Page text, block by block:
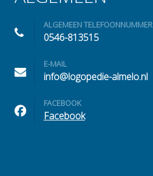
ALGEMEEN TELEFOONNUMMER
0546-813515
E-MAIL
info@logopedie-almelo.nl
FACEBOOK
Facebook